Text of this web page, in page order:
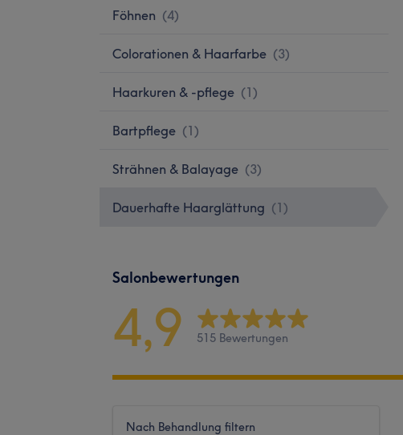
Föhnen (4)
Colorationen & Haarfarbe (3)
Haarkuren & -pflege (1)
Bartpflege (1)
Strähnen & Balayage (3)
Dauerhafte Haarglättung (1 )
Salonbewertungen
4,9 515 Bewertungen
Nach Behandlung filtern